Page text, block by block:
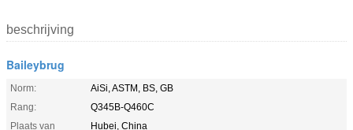
beschrijving
Baileybrug
Norm:
AiSi, ASTM, BS, GB
Rang:
Q345B-Q460C
Plaats van
Hubei, China